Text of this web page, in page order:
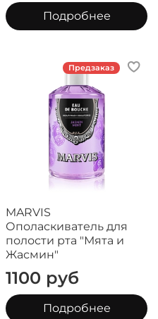
Подробнее
Предзаказ
MARVIS
Ополаскиватель для
полости рта "Мята и
Жасмин"
1100 руб
Подробнее